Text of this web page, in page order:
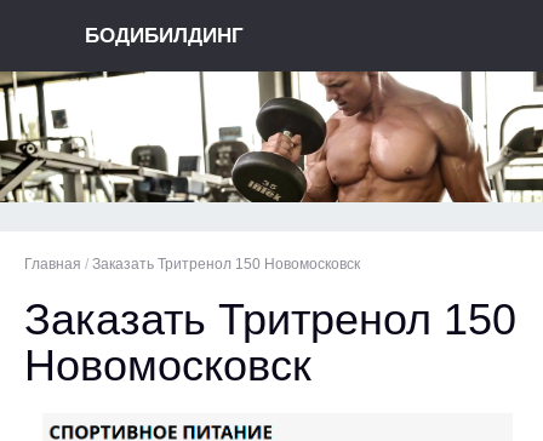
БОДИБИЛДИНГ
Главная / Заказать Тритренол 150 Новомосковск
Заказать Тритренол 150
Новомосковск